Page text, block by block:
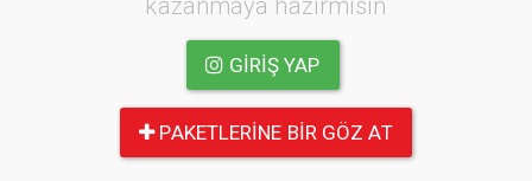
kazanmaya hazırmısın
GIRIŞ YAP
PAKETLERINE BIR GÖZ AT